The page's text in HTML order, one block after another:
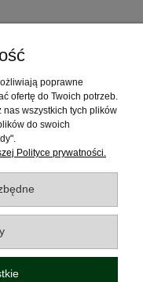
poprawne
ofertę do Twoich potrzeb.
nas wszystkich tych plików
do swoich
Polityce prywatności.